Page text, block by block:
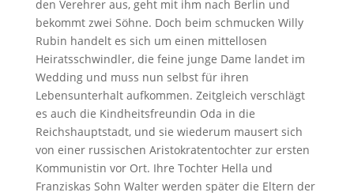
den Verehrer aus, geht mit ihm nach Berlin und
bekommt zwei Söhne. Doch beim schmucken Willy
Rubin handelt es sich um einen mittellosen
Heiratsschwindler, die feine junge Dame landet im
Wedding und muss nun selbst für ihren
Lebensunterhalt aufkommen. Zeitgleich verschlägt
es auch die Kindheitsfreundin Oda in die
Reichshauptstadt, und sie wiederum mausert sich
von einer russischen Aristokratentochter zur ersten
Kommunistin vor Ort. Ihre Tochter Hella und
Franziskas Sohn Walter werden später die Eltern der